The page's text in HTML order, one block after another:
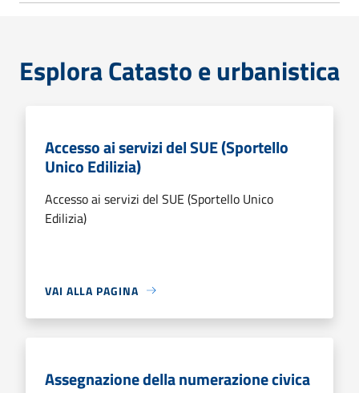
Esplora Catasto e urbanistica
Accesso ai servizi del SUE (Sportello
Unico Edilizia)
Accesso ai servizi del SUE (Sportello Unico
Edilizia)
VAI ALLA PAGINA
Assegnazione della numerazione civica